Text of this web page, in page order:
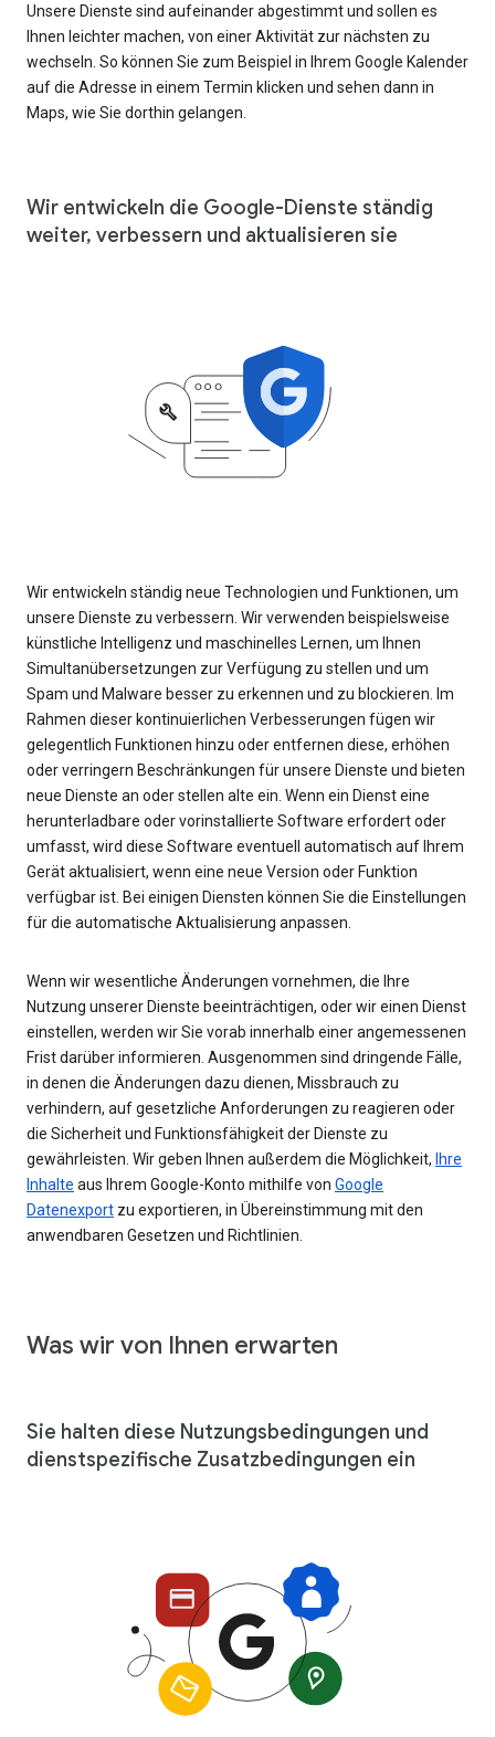
Unsere Dienste sind aufeinander abgestimmt und sollen es
Ihnen leichter machen, von einer Aktivität zur nächsten zu
wechseln. So können Sie zum Beispiel in Ihrem Google Kalender
auf die Adresse in einem Termin klicken und sehen dann in
Maps, wie Sie dorthin gelangen.
Wir entwickeln die Google-Dienste ständig
weiter, verbessern und aktualisieren sie
Wir entwickeln ständig neue Technologien und Funktionen, um
unsere Dienste zu verbessern. Wir verwenden beispielsweise
künstliche Intelligenz und maschinelles Lernen, um Ihnen
Simultanübersetzungen zur Verfügung zu stellen und um
Spam und Malware besser zu erkennen und zu blockieren. Im
Rahmen dieser kontinuierlichen Verbesserungen fügen wir
gelegentlich Funktionen hinzu oder entfernen diese, erhöhen
oder verringern Beschränkungen für unsere Dienste und bieten
neue Dienste an oder stellen alte ein. Wenn ein Dienst eine
herunterladbare oder vorinstallierte Software erfordert oder
umfasst, wird diese Software eventuell automatisch auf Ihrem
Gerät aktualisiert, wenn eine neue Version oder Funktion
verfügbar ist. Bei einigen Diensten können Sie die Einstellungen
für die automatische Aktualisierung anpassen.
Wenn wir wesentliche Änderungen vornehmen, die Ihre
Nutzung unserer Dienste beeinträchtigen, oder wir einen Dienst
einstellen, werden wir Sie vorab innerhalb einer angemessenen
Frist darüber informieren. Ausgenommen sind dringende Fälle,
in denen die Änderungen dazu dienen, Missbrauch zu
verhindern, auf gesetzliche Anforderungen zu reagieren oder
die Sicherheit und Funktionsfähigkeit der Dienste zu
gewährleisten. Wir geben Ihnen außerdem die Möglichkeit, Ihre
Inhalte aus Ihrem Google-Konto mithilfe von Google
Datenexport zu exportieren, in Übereinstimmung mit den
anwendbaren Gesetzen und Richtlinien.
Was wir von Ihnen erwarten
Sie halten diese Nutzungsbedingungen und
dienstspezifische Zusatzbedingungen ein